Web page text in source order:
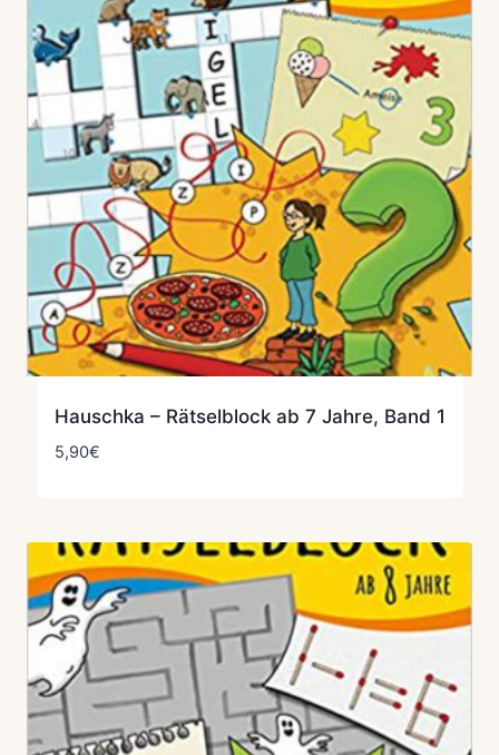
Hauschka – Rätselblock ab 7 Jahre, Band 1
5,90€